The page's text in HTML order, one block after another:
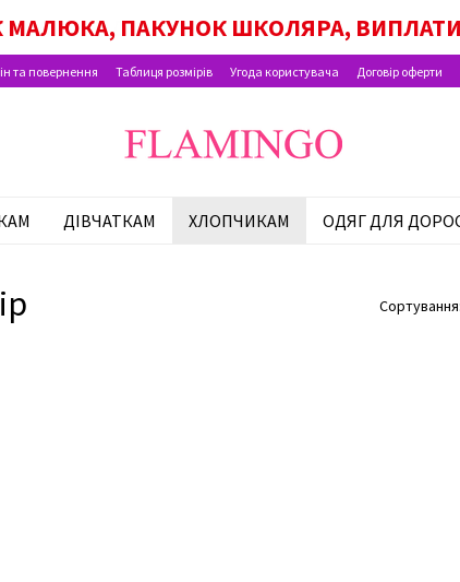
МАЛЮКА, ПАКУНОК ШКОЛЯРА,
та повернення Таблиця розмірів Угода користувача Договір оферти
ДІВЧАТКАМ ХЛОПЧИКАМ ОДЯГ ДЛЯ
Сортування: